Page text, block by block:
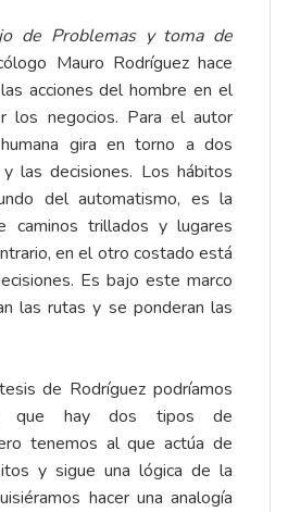
de Problemas y toma de
Mauro Rodríguez hace
acciones del hombre en el
los negocios. Para el autor
gira en torno a dos
las decisiones. Los hábitos
del automatismo, es la
caminos trillados y lugares
en el otro costado está
Es bajo este marco
las rutas y se ponderan las
de Rodríguez podríamos
que hay dos tipos de
tenemos al que actúa de
y sigue una lógica de la
hacer una analogía